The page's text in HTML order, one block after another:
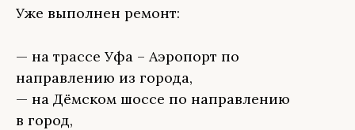
Уже выполнен ремонт:
— на трассе Уфа – Аэропорт по
направлению из города,
— на Дёмском шоссе по направлению
в город,